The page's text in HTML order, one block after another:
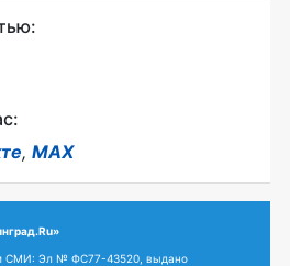
, MAX
СМИ: Эл № ФС77-43520, выдано